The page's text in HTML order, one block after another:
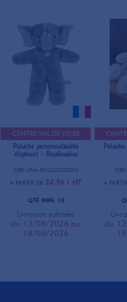
CENTRE-VAL DE LOIRE
Peluche personnalisable
éléphant - Roudoudou
OBF-LPM-ROUDOUDOU
À PARTIR DE 24,96 € HT
QTÉ MIN. 10
Livraison estimée
du 13/08/2026 au
18/08/2026
À
du